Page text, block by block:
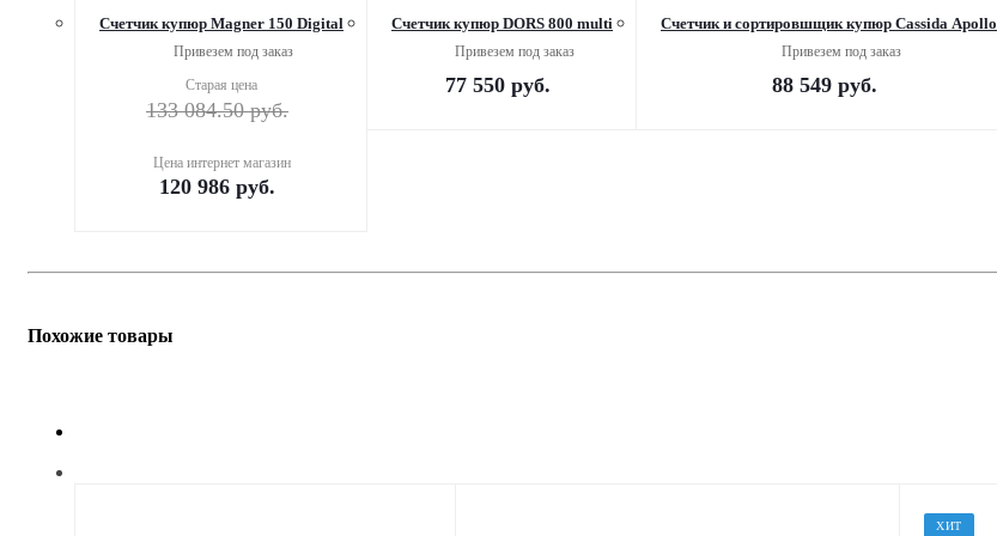
Счетчик купюр Magner 150 Digital
Привезем под заказ
Старая цена
133 084.50руб.
Цена интернет магазин
120 986 руб.
Счетчик купюр DORS 800 multi
Привезем под заказ
77 550 руб.
Счетчик и сортировшщик купюр Cassida Apollo
Привезем под заказ
88 549 руб.
Похожие товары
ХИТ